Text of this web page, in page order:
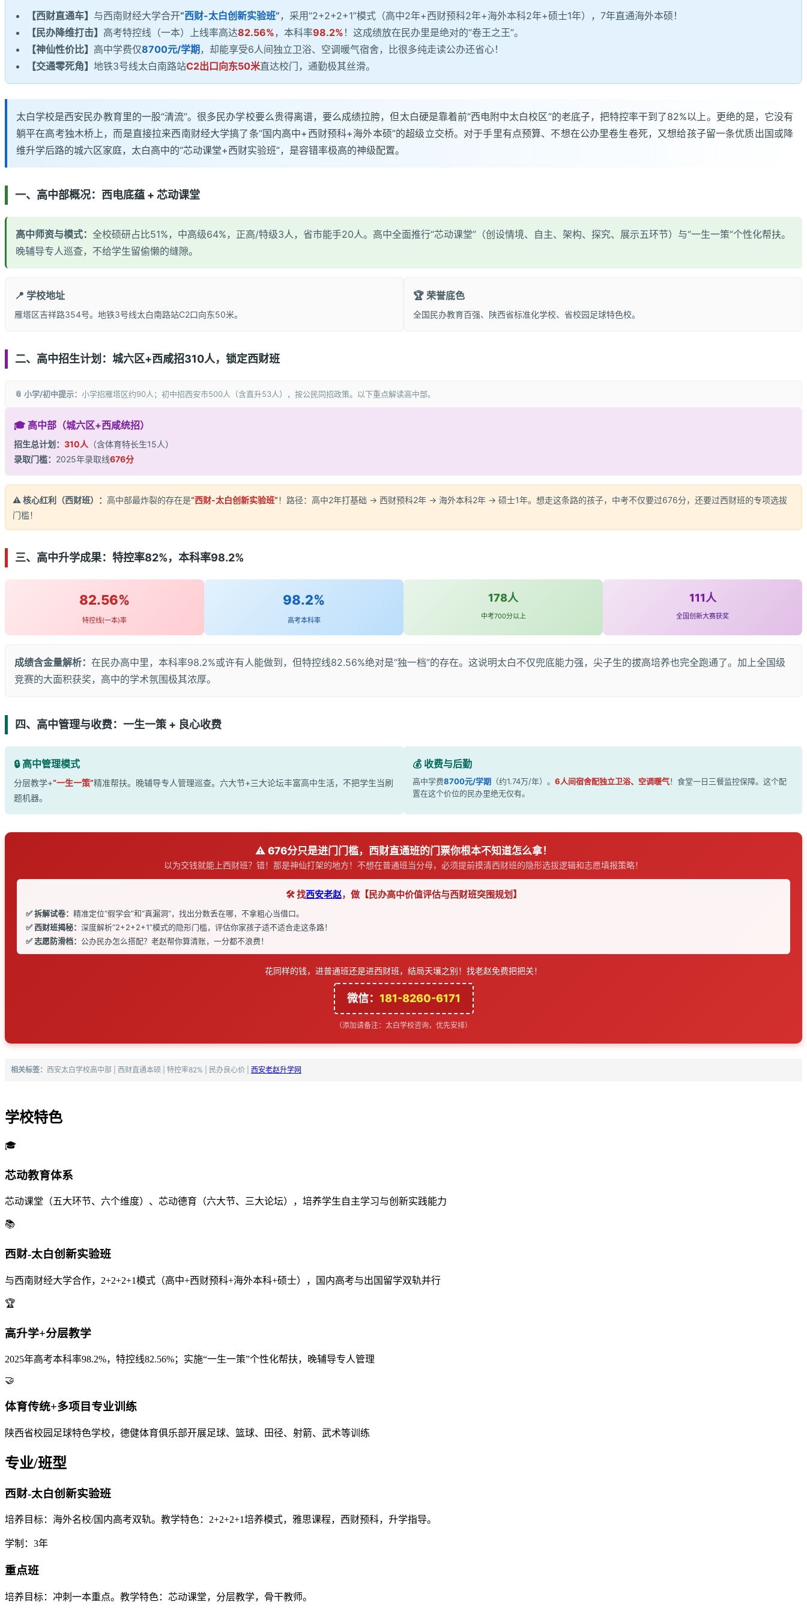
【西财直通车】 与西南财经大学合开“西财-太白创新实验班” ，采用“2+2+2+1”模式（高中2年+西财预科2年+海外本科2年+硕士1年），7年直通海外本硕！
【民办降维打击】 高考特控线（一本）上线率高达82.56% ，本科率98.2% ！这成绩放在民办里是绝对的“卷王之王”。
【神仙性价比】 高中学费仅8700元/学期 ，却能享受6人间独立卫浴、空调暖气宿舍，比很多纯走读公办还省心！
【交通零死角】 地铁3号线太白南路站C2出口向东50米直达校门，通勤极其丝滑。
太白学校是西安民办教育里的一股“清流”。很多民办学校要么贵得离谱，要么成绩拉胯，但太白硬是靠着前“西电附中太白校区”的老底子，把特控率干到了82%以上。更绝的是，它没有
躺平在高考独木桥上，而是直接拉来西南财经大学搞了条“国内高中+西财预科+海外本硕”的超级立交桥。对于手里有点预算、不想在公办里卷生卷死，又想给孩子留一条优质出国或降
维升学后路的城六区家庭，太白高中的“芯动课堂+西财实验班”，是容错率极高的神级配置。
一、高中部概况：西电底蕴 + 芯动课堂
高中师资与模式： 全校硕研占比51%，中高级64%，正高/特级3人，省市能手20人。高中全面推行“芯动课堂”（创设情境、自主、架构、探究、展示五环节）与“一生一策”个性化帮扶。
晚辅导专人巡查，不给学生留偷懒的缝隙。
📍 学校地址
雁塔区吉祥路354号。地铁3号线太白南路站C2口向东50米。
🏆 荣誉底色
全国民办教育百强、陕西省标准化学校、省校园足球特色校。
二、高中招生计划：城六区+西咸招310人，锁定西财班
📎 小学/初中提示： 小学招雁塔区约90人；初中招西安市500人（含直升53人），按公民同招政策。以下重点解读高中部。
🎓 高中部（城六区+西咸统招）
招生总计划： 310人 （含体育特长生15人）
录取门槛： 2025年录取线676分
⚠️ 核心红利（西财班）： 高中部最炸裂的存在是“西财-太白创新实验班”！路径：高中2年打基础 → 西财预科2年 → 海外本科2年 → 硕士1年。想走这条路的孩子，中考不仅要过676分，还要过西财班的专项选拔
门槛！
三、高中升学成果：特控率82%，本科率98.2%
82.56%
特控线(一本)率
98.2%
高考本科率
178人
中考700分以上
111人
全国创新大赛获奖
成绩含金量解析： 在民办高中里，本科率98.2%或许有人能做到，但特控线82.56%绝对是“独一档”的存在。这说明太白不仅兜底能力强，尖子生的拔高培养也完全跑通了。加上全国级
竞赛的大面积获奖，高中的学术氛围极其浓厚。
四、高中管理与收费：一生一策 + 良心收费
🔒 高中管理模式
分层教学+“一生一策”精准帮扶。晚辅导专人管理巡查。六大节+三大论坛丰富高中生活，不把学生当刷
题机器。
💰 收费与后勤
高中学费8700元/学期 （约1.74万/年）。 6人间宿舍配独立卫浴、空调暖气！食堂一日三餐监控保障。这个配
置在这个价位的民办里绝无仅有。
⚠️ 676分只是进门门槛，西财直通班的门票你根本不知道怎么拿！
以为交钱就能上西财班？错！那是神仙打架的地方！不想在普通班当分母，必须提前摸清西财班的隐形选拔逻辑和志愿填报策略！
🛠️ 找西安老赵，做【民办高中价值评估与西财班突围规划】
✅ 拆解试卷： 精准定位“假学会”和“真漏洞”，找出分数丢在哪，不拿粗心当借口。
✅ 西财班揭秘： 深度解析“2+2+2+1”模式的隐形门槛，评估你家孩子适不适合走这条路！
✅ 志愿防滑档： 公办民办怎么搭配？老赵帮你算清账，一分都不浪费！
花同样的钱，进普通班还是进西财班，结局天壤之别！找老赵免费把把关！
微信： 181-8260-6171
（添加请备注：太白学校咨询，优先安排）
相关标签： 西安太白学校高中部 | 西财直通本硕 | 特控率82% | 民办良心价 | 西安老赵升学网
学校特色
🎓
芯动教育体系
芯动课堂（五大环节、六个维度）、芯动德育（六大节、三大论坛），培养学生自主学习与创新实践能力
📚
西财-太白创新实验班
与西南财经大学合作，2+2+2+1模式（高中+西财预科+海外本科+硕士），国内高考与出国留学双轨并行
🏆
高升学+分层教学
2025年高考本科率98.2%，特控线82.56%；实施“一生一策”个性化帮扶，晚辅导专人管理
🤝
体育传统+多项目专业训练
陕西省校园足球特色学校，德健体育俱乐部开展足球、篮球、田径、射箭、武术等训练
专业/班型
西财-太白创新实验班
培养目标：海外名校/国内高考双轨。教学特色：2+2+2+1培养模式，雅思课程，西财预科，升学指导。
学制：3年
重点班
培养目标：冲刺一本重点。教学特色：芯动课堂，分层教学，骨干教师。